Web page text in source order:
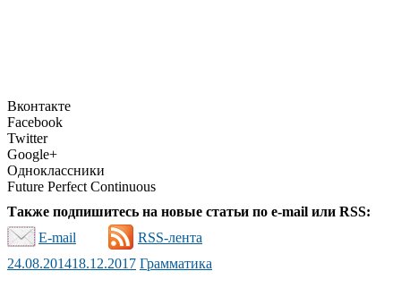
Вконтакте
Facebook
Twitter
Google+
Одноклассники
Future Perfect Continuous
Также подпишитесь на новые статьи по e-mail или RSS:
E-mail
RSS-лента
24.08.201418.12.2017 Грамматика